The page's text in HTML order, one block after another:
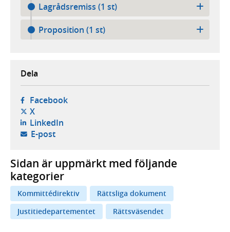
Lagrådsremiss (1 st)
Proposition (1 st)
Dela
Facebook- öppnas i ny flik, extern webbplats,
X- öppnas i ny flik, extern webbplats,
LinkedIn- öppnas i ny flik, extern webbplats,
E-post- öppnar din e-postklient,
Sidan är uppmärkt med följande
kategorier
Kommittédirektiv
Rättsliga dokument
Justitiedepartementet
Rättsväsendet